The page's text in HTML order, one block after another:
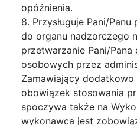
opóźnienia.
8. Przysługuje Pani/
do organu nadzorczego
przetwarzanie Pani/Pana
osobowych przez
Zamawiający dodatkowo
obowiązek stosowania
spoczywa także na
wykonawca jest